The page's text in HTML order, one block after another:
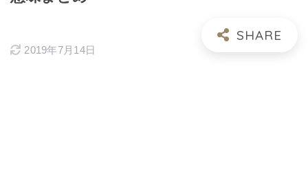
2019年7月14日